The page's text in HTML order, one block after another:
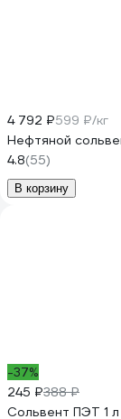
4 792 ₽599 ₽/кг
Нефтяной
4.8(55)
В корзину
-37%
245 ₽388 ₽
Сольвент ПЭТ 1 л